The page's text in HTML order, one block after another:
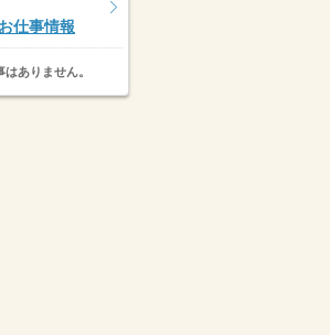
仕事情報
ありません。